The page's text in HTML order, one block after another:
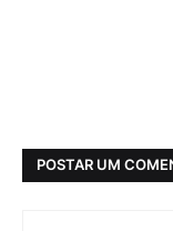
POSTAR UM